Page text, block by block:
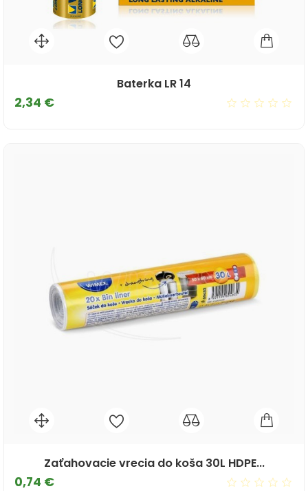
Baterka LR 14
2,34 €Cena
Zaťahovacie vrecia do koša 30L HDPE...
0,74 €Cena